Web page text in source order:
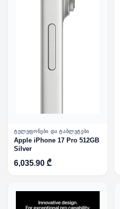
ᲢᲔᲚᲔᲤᲝᲜᲔᲑᲘ ᲓᲐ ᲢᲐᲑᲚᲔᲢᲔᲑᲘ
Apple iPhone 17 Pro 512GB
Silver
6,035.90 ₾